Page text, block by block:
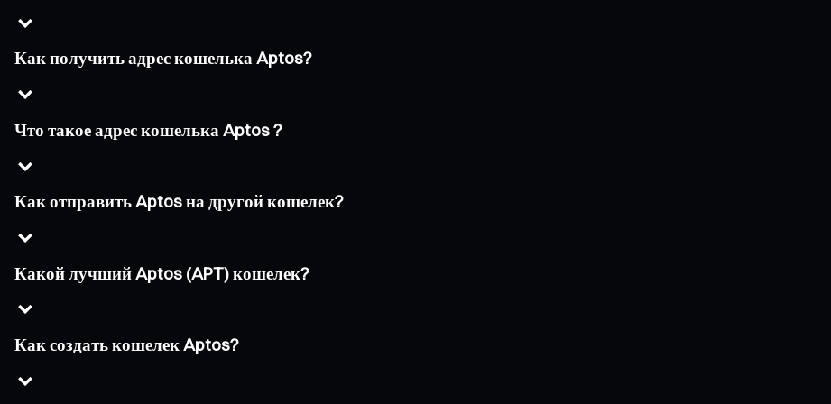
Как получить адрес кошелька Aptos?
Что такое адрес кошелька Aptos ?
Как отправить Aptos на другой кошелек?
Какой лучший Aptos (APT) кошелек?
Как создать кошелек Aptos?